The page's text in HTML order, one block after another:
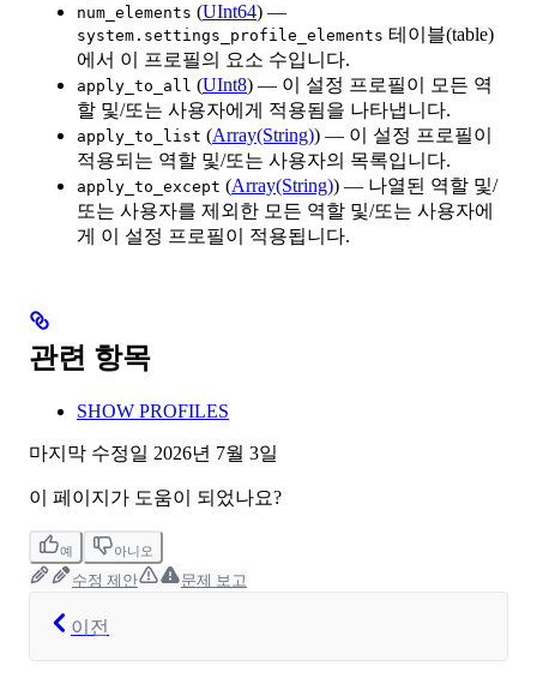
num_elements (UInt64) —
system.settings_profile_elements 테이블(table)
에서 이 프로필의 요소 수입니다.
apply_to_all (UInt8) — 이 설정 프로필이 모든 역
할 및/또는 사용자에게 적용됨을 나타냅니다.
apply_to_list (Array(String)) — 이 설정 프로필이
적용되는 역할 및/또는 사용자의 목록입니다.
apply_to_except (Array(String)) — 나열된 역할 및/
또는 사용자를 제외한 모든 역할 및/또는 사용자에
게 이 설정 프로필이 적용됩니다.
관련 항목
SHOW PROFILES
마지막 수정일 2026년 7월 3일
이 페이지가 도움이 되었나요?
예 아니오
수정 제안 문제 보고
이전